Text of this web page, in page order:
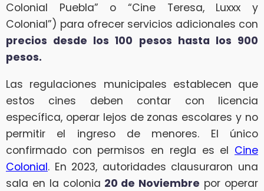
Colonial Puebla” o “Cine Teresa, Luxxx y
Colonial”) para ofrecer servicios adicionales con
precios desde los 100 pesos hasta los 900
pesos.
Las regulaciones municipales establecen que
estos cines deben contar con licencia
específica, operar lejos de zonas escolares y no
permitir el ingreso de menores. El único
confirmado con permisos en regla es el Cine
Colonial. En 2023, autoridades clausuraron una
sala en la colonia 20 de Noviembre por operar